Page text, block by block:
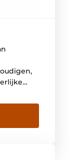
geven
hebben